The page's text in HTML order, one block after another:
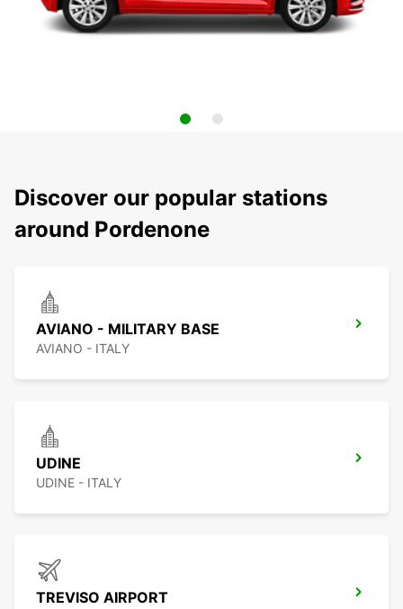
Discover our popular stations
around Pordenone
AVIANO - MILITARY BASE
AVIANO - ITALY
UDINE
UDINE - ITALY
TREVISO AIRPORT